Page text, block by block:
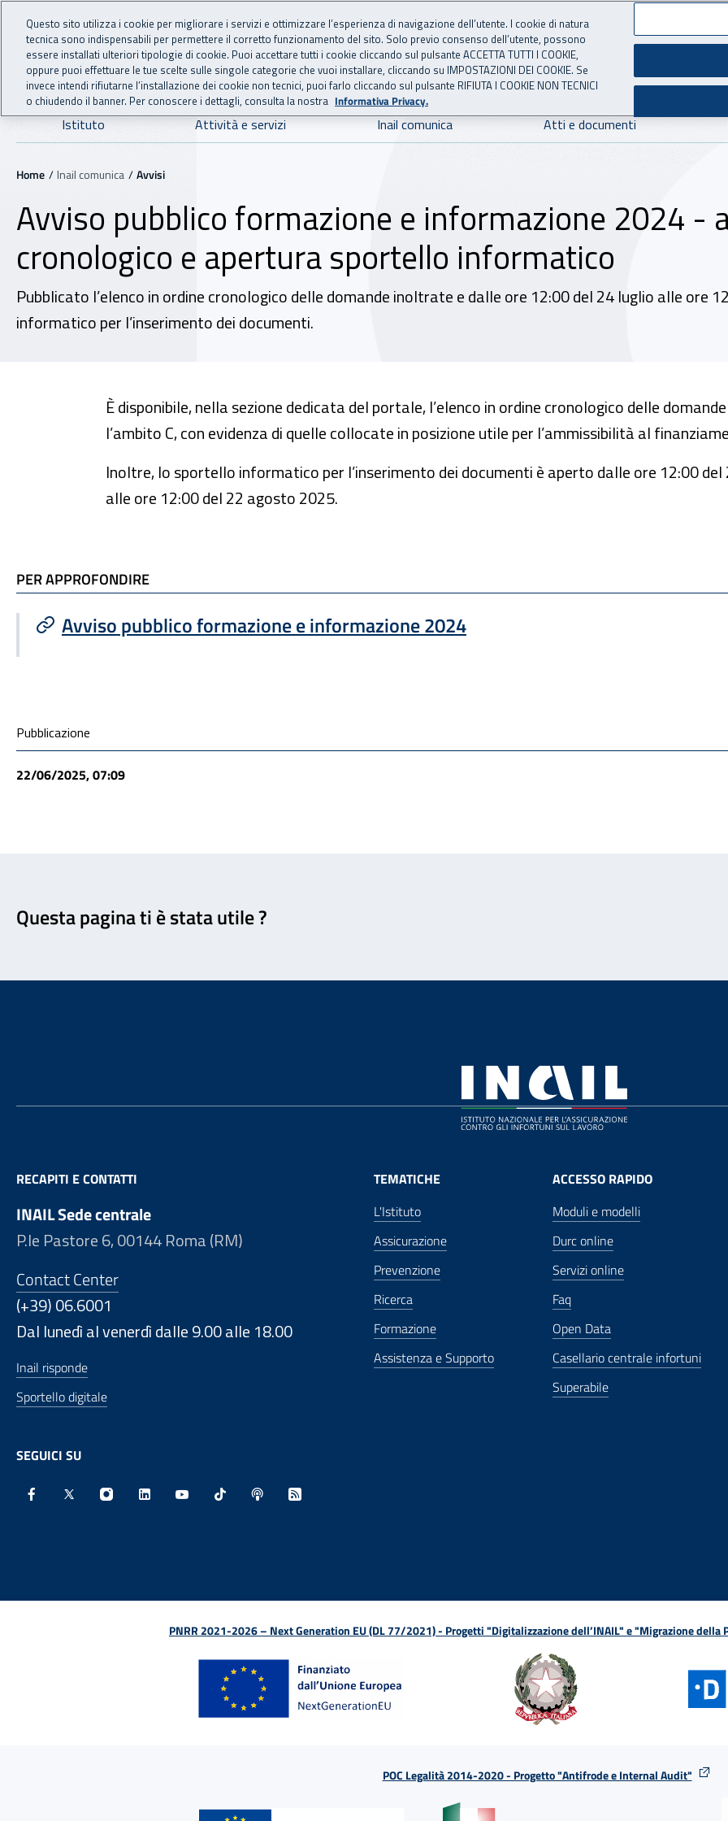
Vai al menu principale
Vai al contenuto principale
INAIL - Istituto Nazionale per l'Assicurazione
Navigazione principale
Istituto Attività e servizi Inail comunica Atti e documenti
Navigazione - Ti trovi in:
Home Inail comunica Avvisi
Avviso pubblico formazione e informazione 2024 -
cronologico e apertura sportello informatico
Pubblicato l’elenco in ordine cronologico delle domande inoltrate e dalle ore 12:00 del 24 luglio alle ore
informatico per l’inserimento dei documenti.
È disponibile, nella sezione dedicata del portale, l’elenco in ordine cronologico delle
l’ambito C, con evidenza di quelle collocate in posizione utile per l’ammissibilità al
Inoltre, lo sportello informatico per l’inserimento dei documenti è aperto dalle ore 12:00
alle ore 12:00 del 22 agosto 2025.
TI POTREBBE INTERESSARE
PER APPROFONDIRE
Avviso pubblico formazione e informazione 2024
Condivisione social
Pubblicazione
22/06/2025, 07:09
Questa pagina ti è stata utile ?
RECAPITI E CONTATTI
INAIL Sede centrale
P.le Pastore 6, 00144 Roma (RM)
Contact Center
(+39) 06.6001
Dal lunedì al venerdì dalle 9.00 alle 18.00
Inail risponde
Sportello digitale
SEGUICI SU
TEMATICHE
L'Istituto
Assicurazione
Prevenzione
Ricerca
Formazione
Assistenza e Supporto
ACCESSO RAPIDO
Moduli e modelli
Durc online
Servizi online
Faq
Open Data
Casellario centrale infortuni
Superabile
PNRR 2021-2026 – Next Generation EU (DL 77/2021) - Progetti "Digitalizzazione dell’INAIL" e "Migrazione della
POC Legalità 2014-2020 - Progetto "Antifrode e Internal Audit"
Questo sito utilizza i cookie per migliorare i servizi e ottimizzare l’esperienza di navigazione dell’utente. I cookie di natura
tecnica sono indispensabili per permettere il corretto funzionamento del sito. Solo previo consenso dell’utente, possono
essere installati ulteriori tipologie di cookie. Puoi accettare tutti i cookie cliccando sul pulsante ACCETTA TUTTI I COOKIE,
oppure puoi effettuare le tue scelte sulle singole categorie che vuoi installare, cliccando su IMPOSTAZIONI DEI COOKIE. Se
invece intendi rifiutarne l’installazione dei cookie non tecnici, puoi farlo cliccando sul pulsante RIFIUTA I COOKIE NON TECNICI
o chiudendo il banner. Per conoscere i dettagli, consulta la nostra Informativa Privacy.